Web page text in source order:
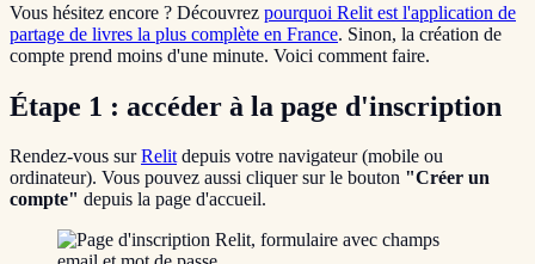
Vous hésitez encore ? Découvrez pourquoi Relit est l'application de
partage de livres la plus complète en France. Sinon, la création de
compte prend moins d'une minute. Voici comment faire.
Étape 1 : accéder à la page d'inscription
Rendez-vous surRelitdepuis votre navigateur (mobile ou
ordinateur). Vous pouvez aussi cliquer sur le bouton "Créer un
compte" depuis la page d'accueil.